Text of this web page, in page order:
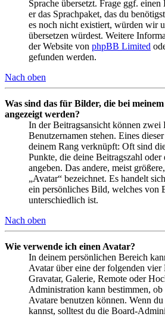
Sprache übersetzt. Frage ggf.
er das Sprachpaket, das du
es noch nicht existiert, würden wir
übersetzen würdest. Weitere
der Website von phpBB Limited
gefunden werden.
Nach oben
Was sind das für Bilder, die bei
angezeigt werden?
In der Beitragsansicht können zwei
Benutzernamen stehen. Eines
deinem Rang verknüpft: Oft sind
Punkte, die deine Beitragszahl
angeben. Das andere, meist
„Avatar“ bezeichnet. Es handelt
ein persönliches Bild, welches von
unterschiedlich ist.
Nach oben
Wie verwende ich einen Avatar?
In deinem persönlichen Bereich
Avatar über eine der folgenden
Gravatar, Galerie, Remote oder
Administration kann bestimmen,
Avatare benutzen können. Wenn
kannst, solltest du die Board-